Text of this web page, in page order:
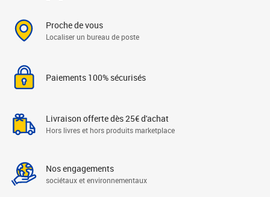
Proche de vous
Localiser un bureau de poste
Paiements 100% sécurisés
Livraison offerte dès 25€ d'achat
Hors livres et hors produits marketplace
Nos engagements
sociétaux et environnementaux